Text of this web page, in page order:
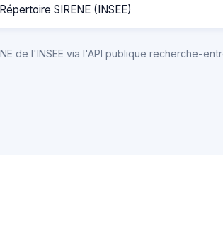
Répertoire SIRENE (INSEE)
de l'INSEE via l'API publique recherche-